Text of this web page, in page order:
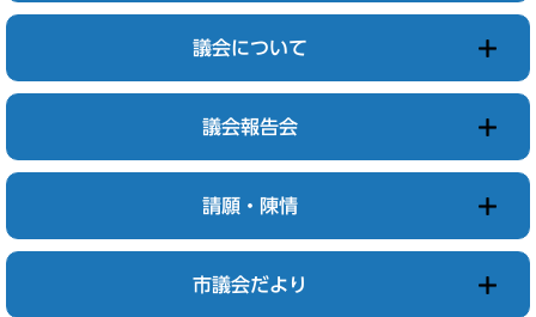
議会について
議会報告会
請願・陳情
市議会だより